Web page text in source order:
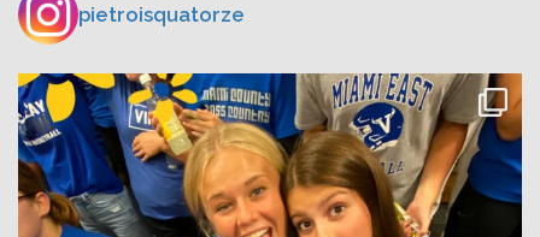
pietroisquatorze